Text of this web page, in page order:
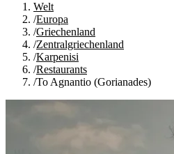
Welt
/Europa
/Griechenland
/Zentralgriechenland
/Karpenisi
/Restaurants
/To Agnantio (Gorianades)